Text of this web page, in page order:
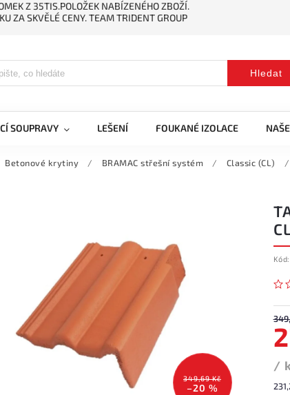
Z 35TIS.POLOŽEK NABÍZENÉHO ZBOŽÍ.
ZA SKVĚLÉ CENY. TEAM TRIDENT GROUP
Hledat
SOUPRAVY LEŠENÍ FOUKANÉ IZOLACE
Betonové krytiny / BRAMAC střešní systém / Classic (CL) /
349,69 Kč
–20 %
Kód:
/